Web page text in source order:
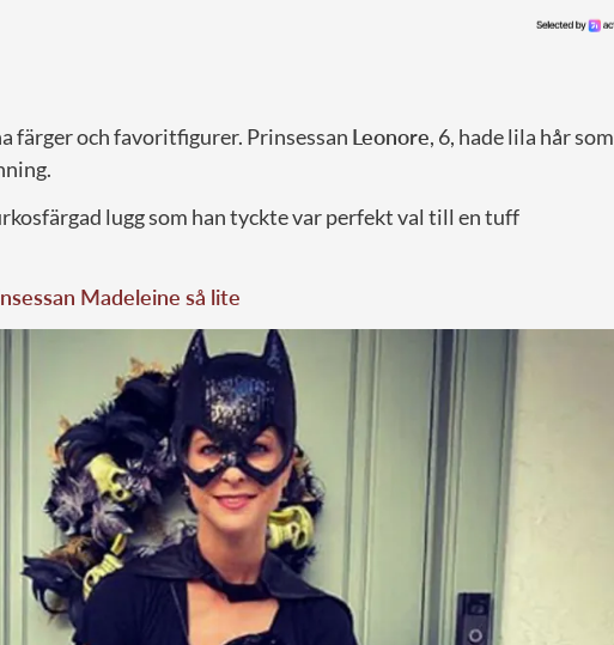
färger och favoritfigurer. Prinsessan Leonore, 6, hade lila hår som
lugg som han tyckte var perfekt val till en tuff
Madeleine så lite